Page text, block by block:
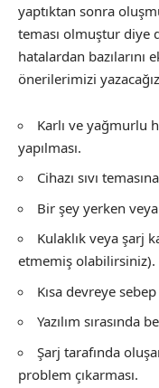
yaptıktan sonra
teması olmuştur diye
hatalardan bazılarını
önerilerimizi
Karlı ve yağmurlu
yapılması.
Cihazı sıvı
Bir şey yerken
Kulaklık veya şarj
etmemiş olabilirsiniz).
Kısa devreye
Yazılım sırasında
Şarj tarafında
problem çıkarması.